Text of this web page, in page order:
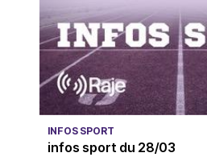
INFOS SPORT
infos sport du 28/03